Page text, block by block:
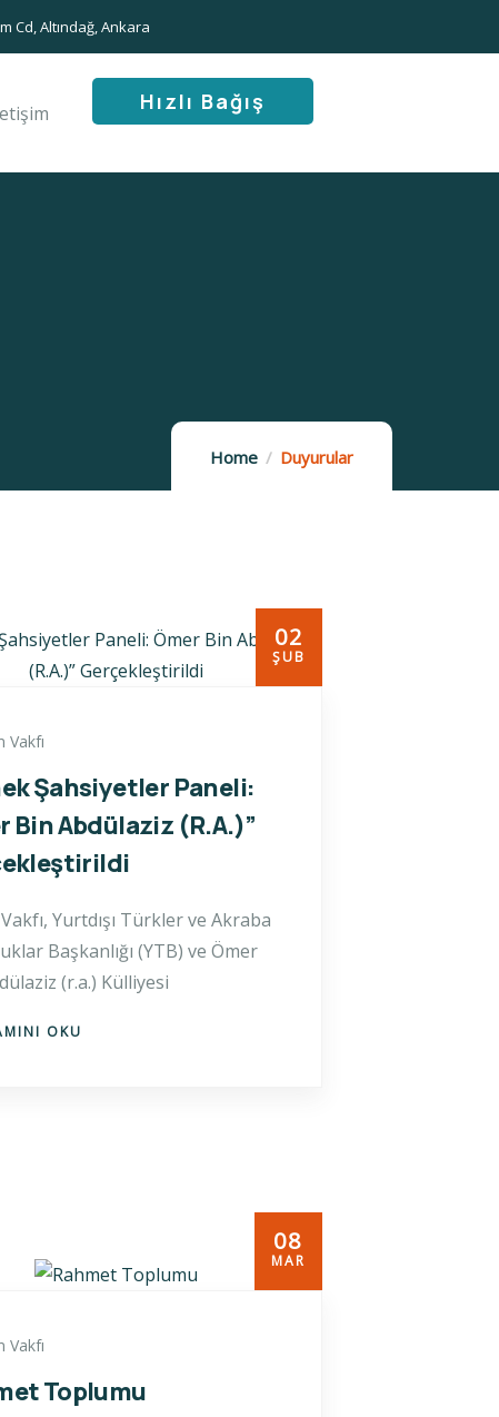
Cd, Altındağ, Ankara
Hızlı Bağış
Home Duyurular
02
ŞUB
Vakfı
Şahsiyetler Paneli:
Bin Abdülaziz (R.A.)”
Yurtdışı Türkler ve Akraba
Başkanlığı (YTB) ve Ömer
(r.a.) Külliyesi
OKU
08
MAR
Vakfı
Toplumu